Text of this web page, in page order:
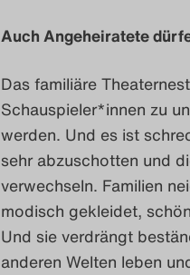
Auch Angeheiratete
Das familiäre
Schauspieler*innen zu
werden. Und es ist
sehr abzuschotten und
verwechseln. Familien
modisch gekleidet,
Und sie verdrängt
anderen Welten leben